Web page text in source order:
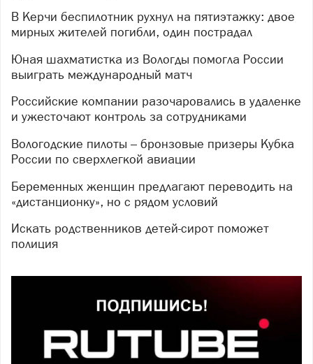
В Керчи беспилотник рухнул на пятиэтажку: двое
мирных жителей погибли, один пострадал
Юная шахматистка из Вологды помогла России
выиграть международный матч
Российские компании разочаровались в удаленке
и ужесточают контроль за сотрудниками
Вологодские пилоты – бронзовые призеры Кубка
России по сверхлегкой авиации
Беременных женщин предлагают переводить на
«дистанционку», но с рядом условий
Искать родственников детей-сирот поможет
полиция